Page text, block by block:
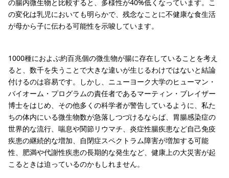
の腸内微生物と比較すると、多様性が40%低くなっています。こ
の変化は乳児においても明らかで、残念なことに不健康な食生活
が母から子に伝わる可能性を示唆しています。
1000種におよぶ約百兆個の微生物が腸に存在していることを考え
ると、数千を失うことで大きな違いが生じるわけではないと結論
付けるのは容易です。しかし、ニューヨーク大学のヒューマン・
バイオーム・プログラムの責任者であるマーティン・ブレイザー
博士をはじめ、その他多くの科学者が警告しているように、私た
ちの体内にいる微生物数が急落しつづけるならば、胃腸感染症の
世界的な流行、喘息や関節リウマチ、炎症性腸疾患など自己免疫
疾患の継続的な増加、自閉症スペクトラム障害が増加する可能
性、肥満や代謝性疾患の長期的な発生など、健康上の大災害が起
こるときは迫っているのかもしれません。